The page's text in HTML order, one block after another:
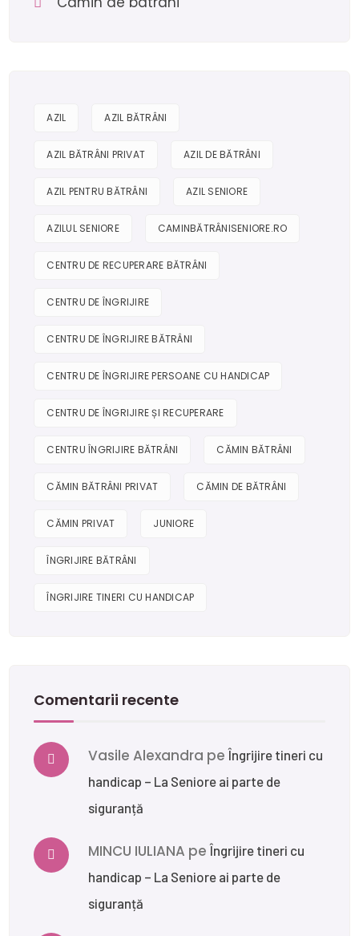
AZIL AZIL BĂTRÂNI
AZIL BĂTRÂNI PRIVAT AZIL DE BĂTRÂNI
AZIL PENTRU BĂTRÂNI AZIL SENIORE
AZILUL SENIORE CAMINBĂTRÂNISENIORE.RO
CENTRU DE RECUPERARE BĂTRÂNI
CENTRU DE ÎNGRIJIRE
CENTRU DE ÎNGRIJIRE BĂTRÂNI
CENTRU DE ÎNGRIJIRE PERSOANE CU HANDICAP
CENTRU DE ÎNGRIJIRE ȘI RECUPERARE
CENTRU ÎNGRIJIRE BĂTRÂNI CĂMIN BĂTRÂNI
CĂMIN BĂTRÂNI PRIVAT CĂMIN DE BĂTRÂNI
CĂMIN PRIVAT JUNIORE
ÎNGRIJIRE BĂTRÂNI
ÎNGRIJIRE TINERI CU HANDICAP
Comentarii recente
Vasile Alexandra peÎngrijire tineri cu
handicap – La Seniore ai parte de
siguranță
MINCU IULIANA peÎngrijire tineri cu
handicap – La Seniore ai parte de
siguranță